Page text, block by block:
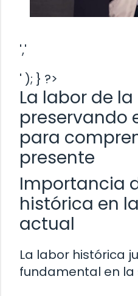
','
' ); } ?>
La labor de
preservando
para
presente
Importancia
histórica en
actual
La labor histórica
fundamental en